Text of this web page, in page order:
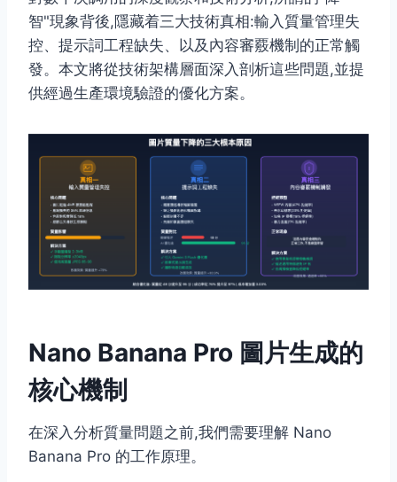
智"現象背後,隱藏着三大技術真相:輸入質量管理失
控、提示詞工程缺失、以及內容審覈機制的正常觸
發。本文將從技術架構層面深入剖析這些問題,並提
供經過生產環境驗證的優化方案。
Nano Banana Pro 圖片生成的
核心機制
在深入分析質量問題之前,我們需要理解 Nano
Banana Pro 的工作原理。